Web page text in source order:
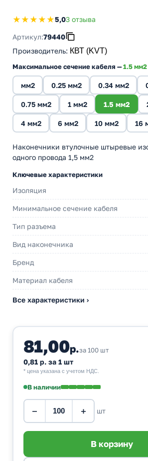
★★★★★5,03 отзыва
Артикул:79440
Производитель: КВТ (KVT)
Максимальное сечение кабеля —1.5 мм2
мм2 0.25 мм2 0.34 мм2
0.75 мм2 1 мм2 1.5 мм2
4 мм2 6 мм2 10 мм2 16
Наконечники втулочные штыревые
одного провода 1,5 мм2
Ключевые характеристики
Изоляция
Минимальное сечение кабеля
Тип разъема
Вид наконечника
Бренд
Материал кабеля
Все характеристики ›
81,00р.за 100 шт
0,81 р. за 1 шт
* цена указана с учетом НДС.
В наличии
− + шт